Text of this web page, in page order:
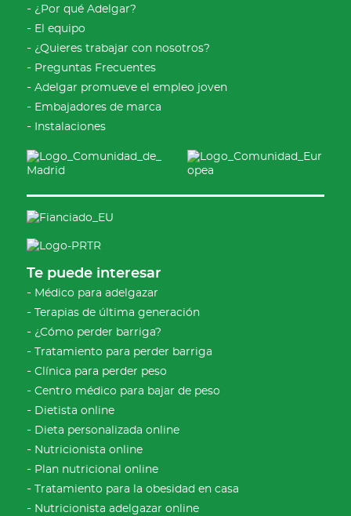
¿Por qué Adelgar?
El equipo
¿Quieres trabajar con nosotros?
Preguntas Frecuentes
Adelgar promueve el empleo joven
Embajadores de marca
Instalaciones
Te puede interesar
Médico para adelgazar
Terapias de última generación
¿Cómo perder barriga?
Tratamiento para perder barriga
Clínica para perder peso
Centro médico para bajar de peso
Dietista online
Dieta personalizada online
Nutricionista online
Plan nutricional online
Tratamiento para la obesidad en casa
Nutricionista adelgazar online